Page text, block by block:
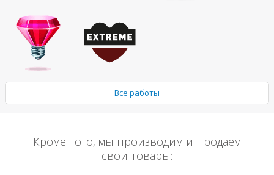
Все работы
Кроме того, мы производим и продаем
свои товары: